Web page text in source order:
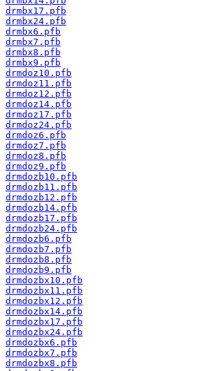
drmbx17.pfb
drmbx24.pfb
drmbx6.pfb
drmbx7.pfb
drmbx8.pfb
drmbx9.pfb
drmdoz10.pfb
drmdoz11.pfb
drmdoz12.pfb
drmdoz14.pfb
drmdoz17.pfb
drmdoz24.pfb
drmdoz6.pfb
drmdoz7.pfb
drmdoz8.pfb
drmdoz9.pfb
drmdozb10.pfb
drmdozb11.pfb
drmdozb12.pfb
drmdozb14.pfb
drmdozb17.pfb
drmdozb24.pfb
drmdozb6.pfb
drmdozb7.pfb
drmdozb8.pfb
drmdozb9.pfb
drmdozbx10.pfb
drmdozbx11.pfb
drmdozbx12.pfb
drmdozbx14.pfb
drmdozbx17.pfb
drmdozbx24.pfb
drmdozbx6.pfb
drmdozbx7.pfb
drmdozbx8.pfb